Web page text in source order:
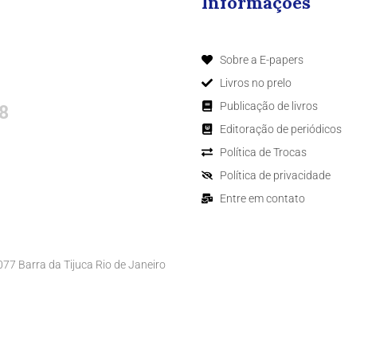
Barra da Tijuca Rio de Janeiro
Sobre a E-papers
Livros no prelo
Publicação de livros
Editoração de periódicos
Política de Trocas
Política de privacidade
Entre em contato